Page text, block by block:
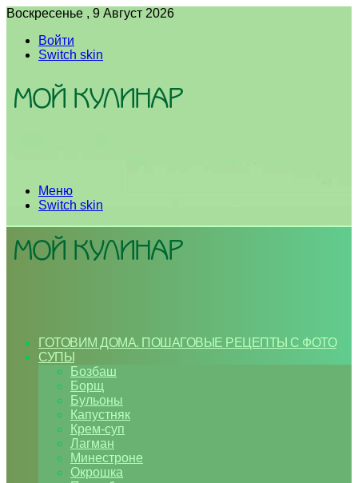
Воскресенье , 9 Август 2026
Войти
Switch skin
Меню
Switch skin
ГОТОВИМ ДОМА. ПОШАГОВЫЕ РЕЦЕПТЫ С ФОТО
СУПЫ
Бозбаш
Борщ
Бульоны
Капустняк
Крем-суп
Лагман
Минестроне
Окрошка